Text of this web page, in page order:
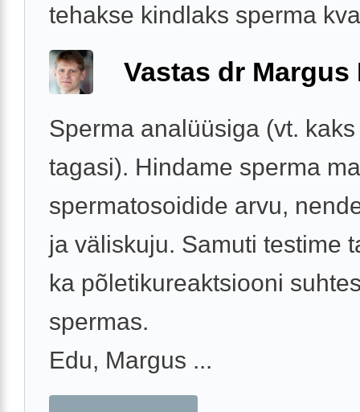
tehakse kindlaks sperma
Vastas dr Margus
Sperma analüüsiga (vt.
tagasi). Hindame sperma
spermatosoidide arvu,
ja väliskuju. Samuti testime
ka põletikureaktsiooni
spermas.
Edu, Margus ...